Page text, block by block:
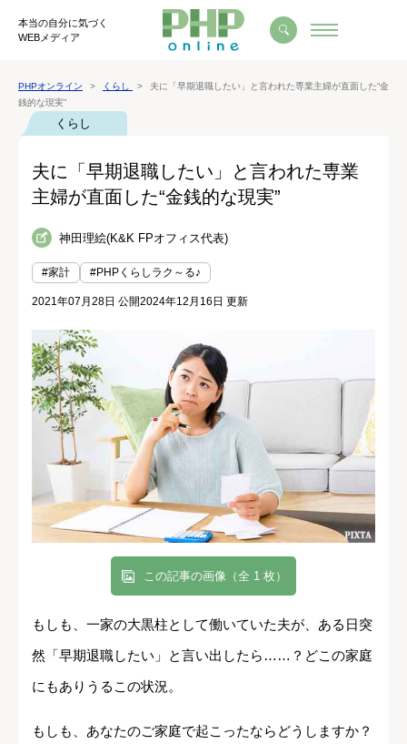
本当の自分に気づく
WEBメディア
PHPオンライン くらし
夫に「早期退職したい」と言われた専業主婦が直面した“金
銭的な現実”
くらし
夫に「早期退職したい」と言われた専業
主婦が直面した“金銭的な現実”
神田理絵(K&K FPオフィス代表)
#家計 #PHPくらしラク～る♪
2021年07月28日 公開2024年12月16日 更新
この記事の画像（全 1 枚）
もしも、一家の大黒柱として働いていた夫が、ある日突
然「早期退職したい」と言い出したら……？どこの家庭
にもありうるこの状況。
もしも、あなたのご家庭で起こったならどうしますか？